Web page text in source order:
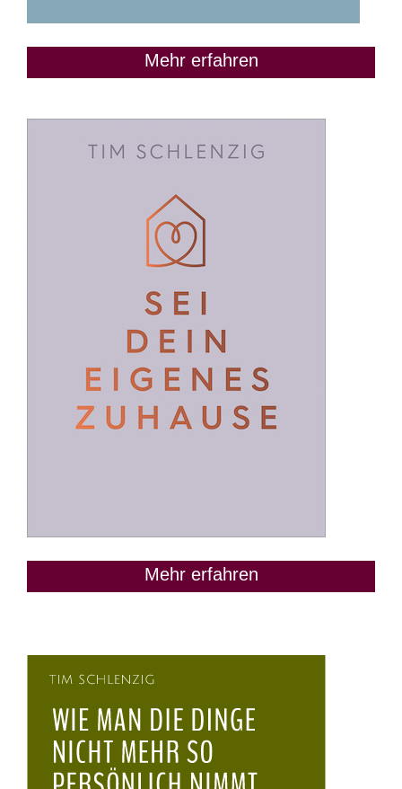
Mehr erfahren
Mehr erfahren